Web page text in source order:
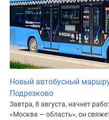
Новый автобусный
Подрезково
Завтра, 8 августа, начнет
«Москва — область», он